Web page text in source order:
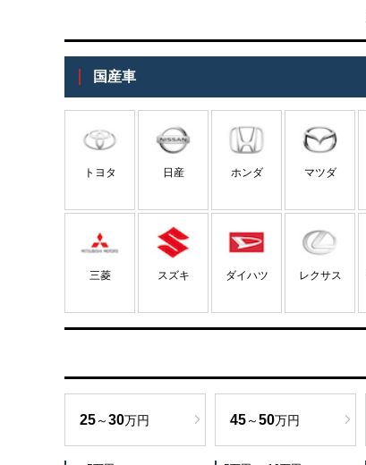
国産車
トヨタ 日産 ホンダ マツダ
三菱 スズキ ダイハツ レクサス
25～30万円 45～50万円